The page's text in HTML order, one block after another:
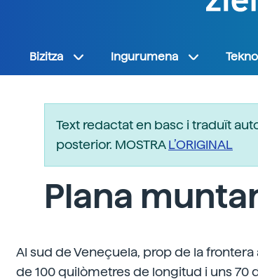
Bizitza Ingurumena
Text redactat en basc i traduït
posterior. MOSTRAL’ORIGINAL
Plana
Al sud de Veneçuela, prop de la
de 100 quilòmetres de longitud i uns 70